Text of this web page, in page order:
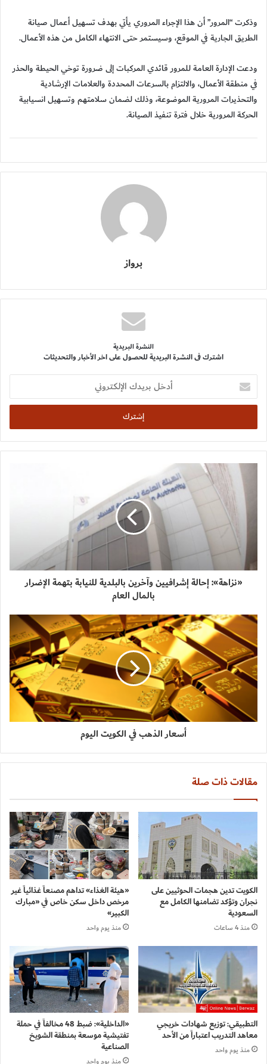
وذكرت “المرور” أن هذا الإجراء المروري يأتي بهدف تسهيل أعمال صيانة
الطريق الجارية في الموقع، وسيستمر حتى الانتهاء الكامل من هذه الأعمال.
ودعت الإدارة العامة للمرور قائدي المركبات إلى ضرورة توخي الحيطة والحذر
في منطقة الأعمال، والالتزام بالسرعات المحددة والعلامات الإرشادية
والتحذيرات المرورية الموضوعة، وذلك لضمان سلامتهم وتسهيل انسيابية
الحركة المرورية خلال فترة تنفيذ الصيانة.
برواز
النشرة البريدية
اشترك فى النشرة البريدية للحصول على اخر الأخبار والتحديثات
أدخل
بريدك
الإلكتروني
«نزاهة»: إحالة إشرافيين وآخرين بالبلدية للنيابة بتهمة الإضرار
بالمال العام
أسعار الذهب في الكويت اليوم
مقالات ذات صلة
الكويت تدين هجمات الحوثيين على
نجران وتؤكد تضامنها الكامل مع
السعودية
منذ 4 ساعات
«هيئة الغذاء» تداهم مصنعاً غذائياً غير
مرخص داخل سكن خاص في «مبارك
الكبير»
منذ يوم واحد
التطبيقي: توزيع شهادات خريجي
معاهد التدريب اعتباراً من الأحد
منذ يوم واحد
«الداخلية»: ضبط 48 مخالفاً في حملة
تفتيشية موسعة بمنطقة الشويخ
الصناعية